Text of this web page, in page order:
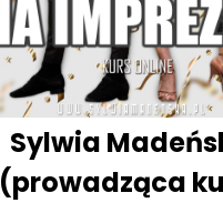
Sylwia
(prowadząca